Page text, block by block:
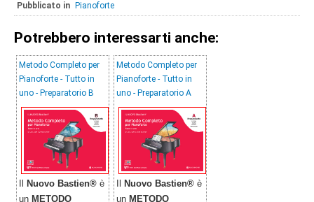
Pubblicato in Pianoforte
Potrebbero interessarti anche:
Metodo Completo per
Pianoforte - Tutto in
uno - Preparatorio B
Nuovo Bastien® è
un METODO
Metodo Completo per
Pianoforte - Tutto in
uno - Preparatorio A
Nuovo Bastien® è
un METODO